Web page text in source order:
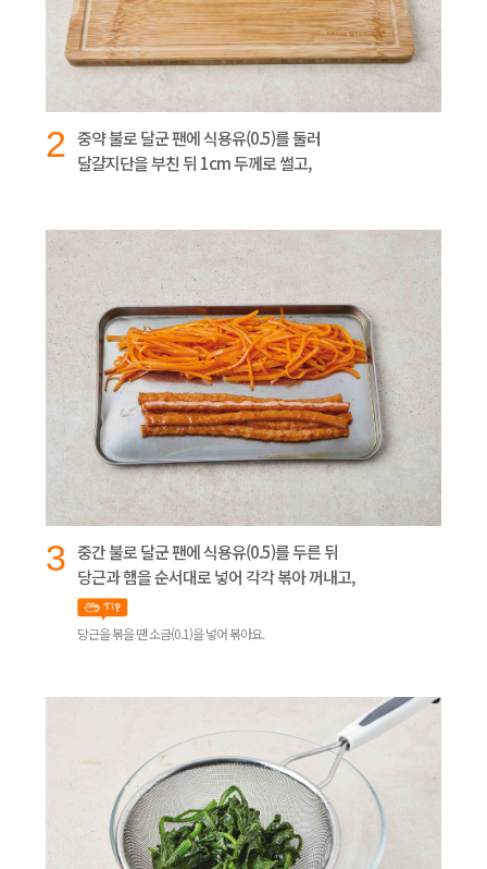
2 중약 불로 달군 팬에 식용유(0.5)를 둘러
달걀지단을 부친 뒤 1cm 두께로 썰고,
3 중간 불로 달군 팬에 식용유(0.5)를 두른 뒤
당근과 햄을 순서대로 넣어 각각 볶아 꺼내고,
당근을 볶을 땐 소금(0.1)을 넣어 볶아요.